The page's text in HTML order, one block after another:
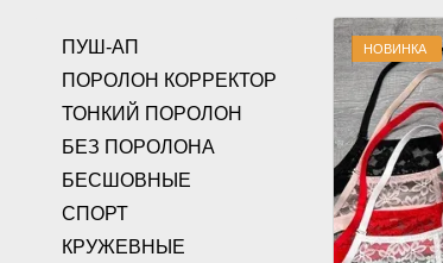
НОВИНКА
ПУШ-АП
ПОРОЛОН КОРРЕКТОР
ТОНКИЙ ПОРОЛОН
БЕЗ ПОРОЛОНА
БЕСШОВНЫЕ
СПОРТ
КРУЖЕВНЫЕ